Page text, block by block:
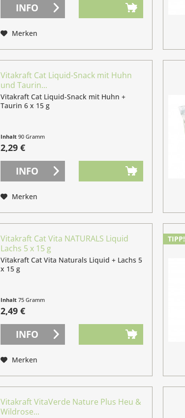
INFO
Merken
Vitakraft Cat Liquid-Snack mit Huhn
und Taurin...
Vitakraft Cat Liquid-Snack mit Huhn +
Taurin 6 x 15 g
Inhalt90 Gramm
(2,54 € / 100 Gramm)
2,29 €
INFO
Merken
Vitakraft Cat Vita NATURALS Liquid
Lachs 5 x 15 g
Vitakraft Cat Vita Naturals Liquid + Lachs 5
x 15 g
Inhalt75 Gramm
(3,32 € / 100 Gramm)
2,49 €
INFO
Merken
TIPP!
Vitakraft VitaVerde Nature Plus Heu &
Wildrose...